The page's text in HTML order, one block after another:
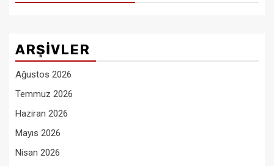
ARŞIVLER
Ağustos 2026
Temmuz 2026
Haziran 2026
Mayıs 2026
Nisan 2026